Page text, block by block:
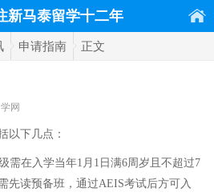
新马泰留学十二年
申请指南 正文
网
以下几点：
需在入学当年1月1日满6周岁且不超过7
先读预备班，通过AEIS考试后方可入